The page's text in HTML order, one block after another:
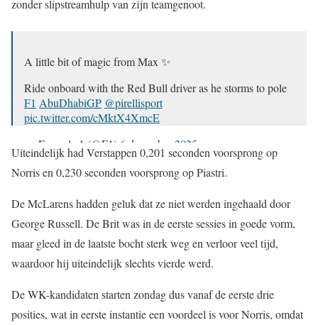
zonder slipstreamhulp van zijn teamgenoot.
A little bit of magic from Max ✨
Ride onboard with the Red Bull driver as he storms to pole
F1 AbuDhabiGP @pirellisport
pic.twitter.com/cMktX4XmcE
— Formula 1 (@F1) 6 december 2025
Uiteindelijk had Verstappen 0,201 seconden voorsprong op
Norris en 0,230 seconden voorsprong op Piastri.
De McLarens hadden geluk dat ze niet werden ingehaald door
George Russell. De Brit was in de eerste sessies in goede vorm,
maar gleed in de laatste bocht sterk weg en verloor veel tijd,
waardoor hij uiteindelijk slechts vierde werd.
De WK-kandidaten starten zondag dus vanaf de eerste drie
posities, wat in eerste instantie een voordeel is voor Norris, omdat